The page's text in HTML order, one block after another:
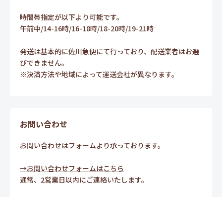
時間帯指定が以下より可能です。
午前中/14-16時/16-18時/18-20時/19-21時
発送は基本的に佐川急便にて行っており、配送業者はお選
びできません。
※決済方法や地域によって運送会社が異なります。
お問い合わせ
お問い合わせはフォームより承っております。
→お問い合わせフォームはこちら
通常、2営業日以内にご連絡いたします。